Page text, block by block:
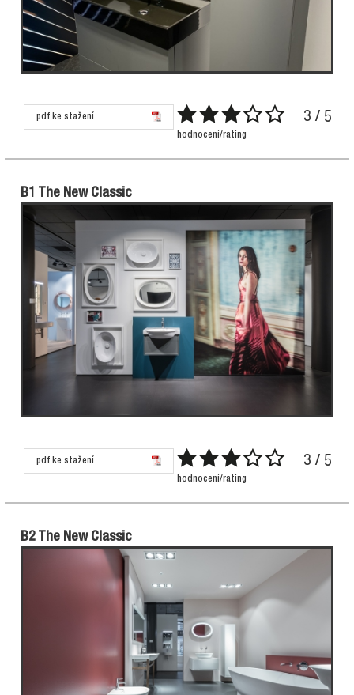
pdf ke stažení 3 / 5
hodnocení/rating
B1 The New Classic
pdf ke stažení 3 / 5
hodnocení/rating
B2 The New Classic